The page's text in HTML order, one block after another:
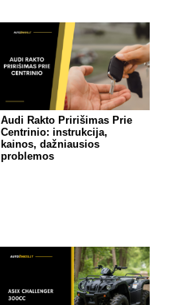
Audi Rakto Pririšimas Prie
Centrinio: instrukcija,
kainos, dažniausios
problemos